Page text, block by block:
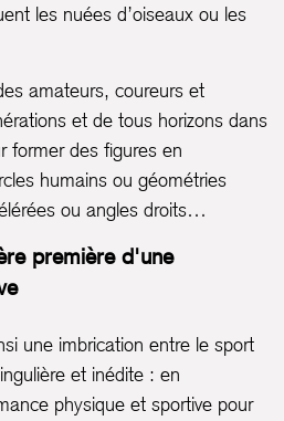
les nuées d’oiseaux ou les
amateurs, coureurs et
et de tous horizons dans
former des figures en
humains ou géométries
ou angles droits…
première d'une
une imbrication entre le sport
et inédite : en
physique et sportive pour